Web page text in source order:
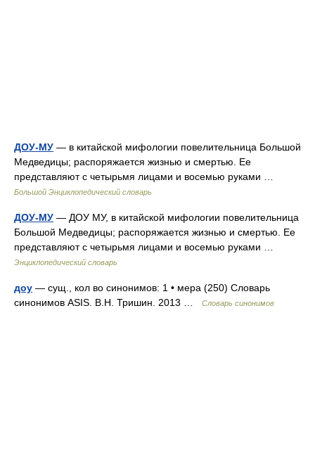
ДОУ-МУ — в китайской мифологии повелительница Большой
Медведицы; распоряжается жизнью и смертью. Ее
представляют с четырьмя лицами и восемью руками …
Большой Энциклопедический словарь
ДОУ-МУ — ДОУ МУ, в китайской мифологии повелительница
Большой Медведицы; распоряжается жизнью и смертью. Ее
представляют с четырьмя лицами и восемью руками …
Энциклопедический словарь
доу — сущ., кол во синонимов: 1 • мера (250) Словарь
синонимов ASIS. В.Н. Тришин. 2013 …
Словарь синонимов